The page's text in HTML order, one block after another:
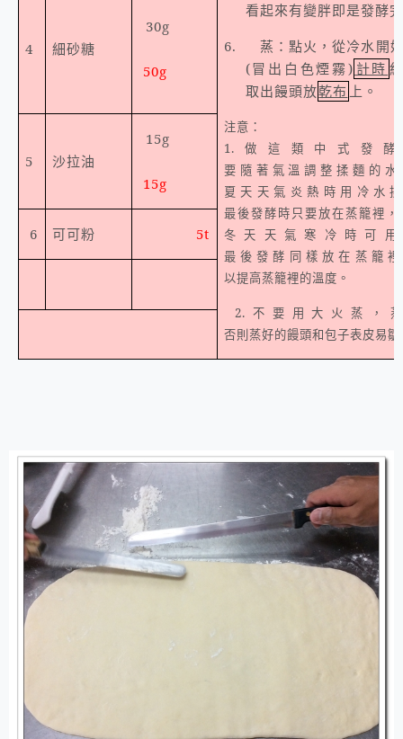
看起來有變胖即是發酵
6.
蒸：點火，從冷水開
(冒出白色煙霧) 計時
取出饅頭放乾布 上。
注意：
1. 做這類中式發
要隨著氣溫調整揉麵的
夏天天氣炎熱時用冷水
最後發酵時只要放在蒸籠裡
冬天天氣寒冷時可
最後發酵同樣放在蒸籠
以提高蒸籠裡的溫度。
2. 不要用大火蒸，
否則蒸好的饅頭和包子表皮易
4 細砂糖
30g
50g
5 沙拉油
15g
15g
6 可可粉 5t